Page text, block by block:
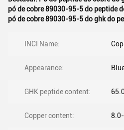
pó de cobre 89030-95-5 do peptide
pó de cobre 89030-95-5 do ghk do
INCI Name:
Appearance:
GHK peptide content:
Copper content: